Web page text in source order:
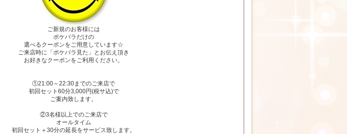
ご新規のお客様には
ポケパラだけの
選べるクーポンをご用意しています☆
ご来店時に「ポケパラ見た」とお伝え頂き
お好きなクーポンをご利用ください。
①21:00～22:30までのご来店で
初回セット60分3,000円(税サ込)で
ご案内致します。
②3名様以上でのご来店で
オールタイム
初回セット＋30分の延長をサービス致します。